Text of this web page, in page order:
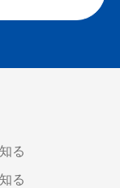
る
る